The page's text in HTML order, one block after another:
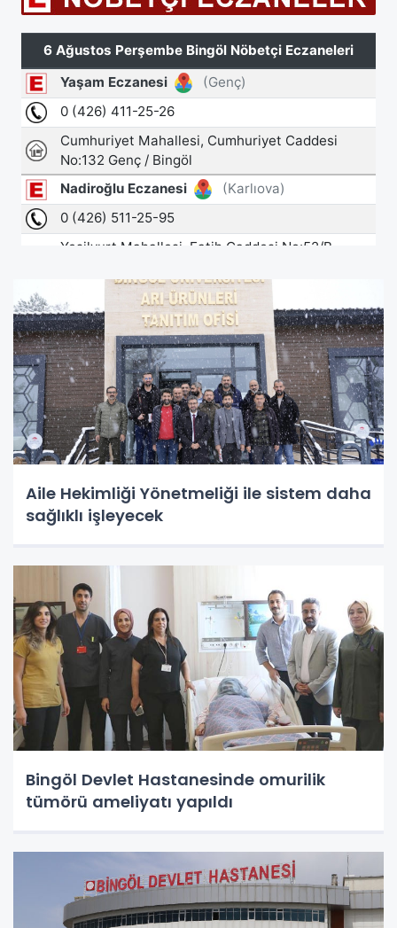
Aile Hekimliği Yönetmeliği ile sistem daha
sağlıklı işleyecek
Bingöl Devlet Hastanesinde omurilik
tümörü ameliyatı yapıldı